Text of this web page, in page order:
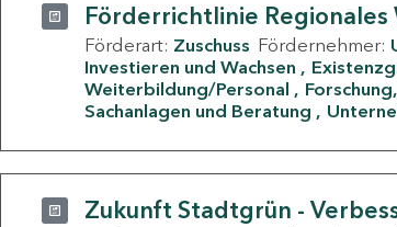
Förderrichtlinie Regionales
Förderart: Zuschuss Fördernehmer:
Investieren und Wachsen
Weiterbildung/Personal
Sachanlagen und Beratung
Zukunft Stadtgrün -